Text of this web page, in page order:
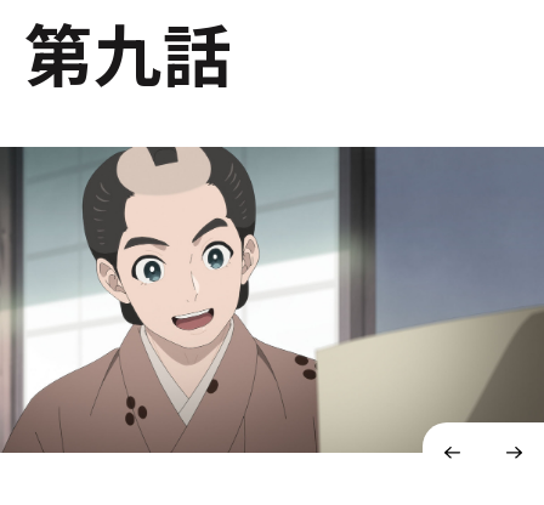
第九話